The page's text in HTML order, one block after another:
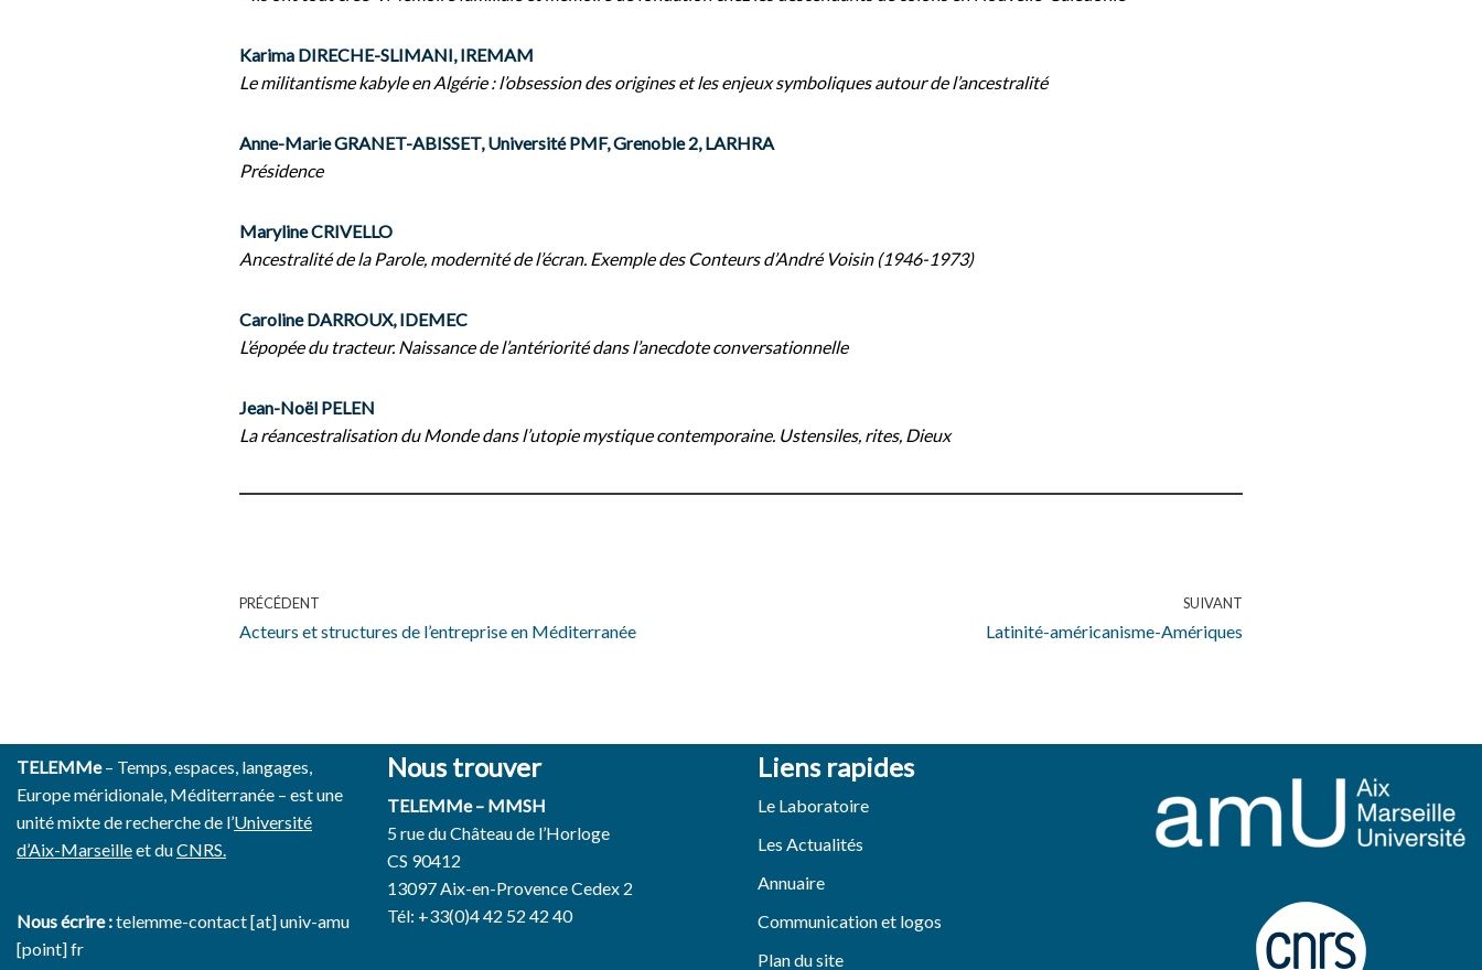
Karima DIRECHE-SLIMANI, IREMAM
Le militantisme kabyle en Algérie : l’obsession des origines et les enjeux symboliques autour de l’ancestralité
Anne-Marie GRANET-ABISSET, Université PMF, Grenoble 2, LARHRA
Présidence
Maryline CRIVELLO
Ancestralité de la Parole, modernité de l’écran. Exemple des Conteurs d’André Voisin (1946-1973)
Caroline DARROUX, IDEMEC
L’épopée du tracteur. Naissance de l’antériorité dans l’anecdote conversationnelle
Jean-Noël PELEN
La réancestralisation du Monde dans l’utopie mystique contemporaine. Ustensiles, rites, Dieux
PRÉCÉDENT
Acteurs et structures de l’entreprise en Méditerranée
SUIVANT
Latinité-américanisme-Amériques
TELEMMe– Temps, espaces, langages,
Europe méridionale, Méditerranée – est une
unité mixte de recherche de l’Université
d’Aix-Marseilleet duCNRS.
Nous écrire :telemme-contact [at] univ-amu
[point] fr
Nous trouver
TELEMMe – MMSH
5 rue du Château de l’Horloge
CS 90412
13097 Aix-en-Provence Cedex 2
Tél: +33(0)4 42 52 42 40
Liens rapides
Le Laboratoire
Les Actualités
Annuaire
Communication et logos
Plan du site